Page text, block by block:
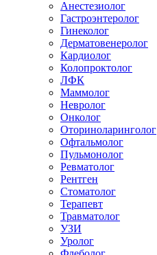
Анестезиолог
Гастроэнтеролог
Гинеколог
Дерматовенеролог
Кардиолог
Колопроктолог
ЛФК
Маммолог
Невролог
Онколог
Оториноларинголог
Офтальмолог
Пульмонолог
Ревматолог
Рентген
Стоматолог
Терапевт
Травматолог
УЗИ
Уролог